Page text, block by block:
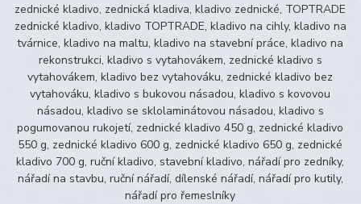
zednické kladivo, zednická kladiva, kladivo zednické, TOPTRADE
zednické kladivo, kladivo TOPTRADE, kladivo na cihly, kladivo na
tvárnice, kladivo na maltu, kladivo na stavební práce, kladivo na
rekonstrukci, kladivo s vytahovákem, zednické kladivo s
vytahovákem, kladivo bez vytahováku, zednické kladivo bez
vytahováku, kladivo s bukovou násadou, kladivo s kovovou
násadou, kladivo se sklolaminátovou násadou, kladivo s
pogumovanou rukojetí, zednické kladivo 450 g, zednické kladivo
550 g, zednické kladivo 600 g, zednické kladivo 650 g, zednické
kladivo 700 g, ruční kladivo, stavební kladivo, nářadí pro zedníky,
nářadí na stavbu, ruční nářadí, dílenské nářadí, nářadí pro kutily,
nářadí pro řemeslníky